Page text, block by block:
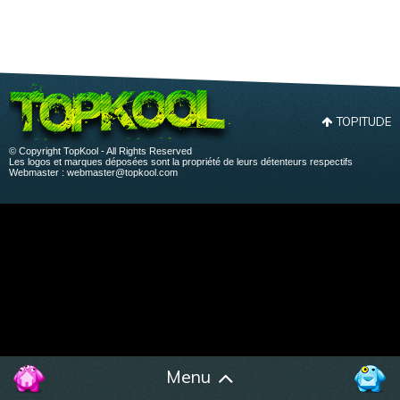
Menu
TOPITUDE
© Copyright TopKool - All Rights Reserved
Les logos et marques déposées sont la propriété de leurs détenteurs respectifs
Webmaster : webmaster@topkool.com